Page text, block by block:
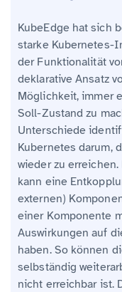
KubeEdge hat sich
starke Kubernetes-
der Funktionalität
deklarative Ansatz
Möglichkeit, immer
Soll-Zustand zu
Unterschiede
Kubernetes darum,
wieder zu
kann eine
externen)
einer Komponente
Auswirkungen auf
haben. So können
selbständig
nicht erreichbar ist.